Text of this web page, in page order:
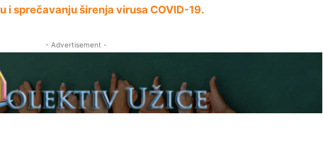
i sprečavanju širenja virusa COVID-19.
- Advertisement -